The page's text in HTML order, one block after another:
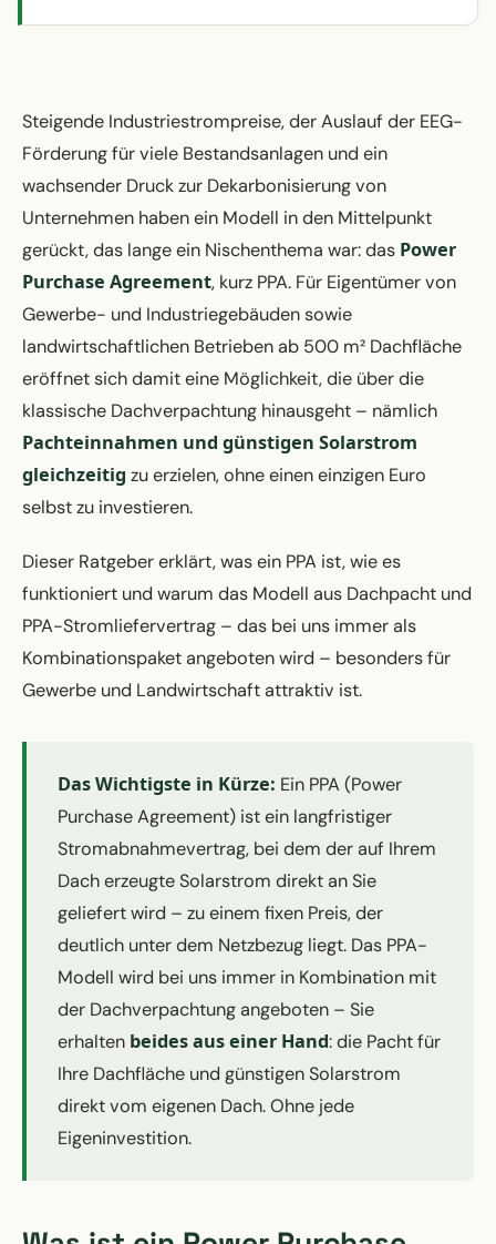
Steigende Industriestrompreise, der Auslauf der EEG-
Förderung für viele Bestandsanlagen und ein
wachsender Druck zur Dekarbonisierung von
Unternehmen haben ein Modell in den Mittelpunkt
gerückt, das lange ein Nischenthema war: das Power
Purchase Agreement, kurz PPA. Für Eigentümer von
Gewerbe- und Industriegebäuden sowie
landwirtschaftlichen Betrieben ab 500 m² Dachfläche
eröffnet sich damit eine Möglichkeit, die über die
klassische Dachverpachtung hinausgeht – nämlich
Pachteinnahmen und günstigen Solarstrom
gleichzeitig zu erzielen, ohne einen einzigen Euro
selbst zu investieren.
Dieser Ratgeber erklärt, was ein PPA ist, wie es
funktioniert und warum das Modell aus Dachpacht und
PPA-Stromliefervertrag – das bei uns immer als
Kombinationspaket angeboten wird – besonders für
Gewerbe und Landwirtschaft attraktiv ist.
Das Wichtigste in Kürze: Ein PPA (Power
Purchase Agreement) ist ein langfristiger
Stromabnahmevertrag, bei dem der auf Ihrem
Dach erzeugte Solarstrom direkt an Sie
geliefert wird – zu einem fixen Preis, der
deutlich unter dem Netzbezug liegt. Das PPA-
Modell wird bei uns immer in Kombination mit
der Dachverpachtung angeboten – Sie
erhalten beides aus einer Hand: die Pacht für
Ihre Dachfläche und günstigen Solarstrom
direkt vom eigenen Dach. Ohne jede
Eigeninvestition.